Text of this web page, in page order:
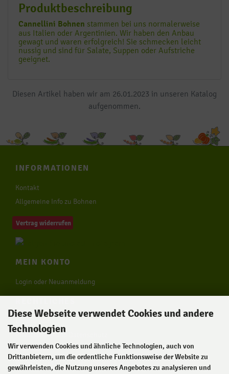
Produktbeschreibung
Cannellini Bohnen stammen bei uns normalerweise
aus Italien oder Argentinien. Wir haben den Anbau
gewagt und waren erfolgreich! Sie schmecken leicht
nussig und sind für Salate, Suppen oder Aufstriche
geeignet.
Diesen Artikel haben wir am 26.01.2023 in unseren Katalog
aufgenommen.
INFORMATIONEN
Kontakt
Allgemeine Info zu Bohnen
Vertrag widerrufen
MEIN KONTO
Login oder Neuanmeldung
Privatsphäre und Datenschutz
Impressum
Widerrufsrecht & Widerrufsformular
Diese Webseite verwendet Cookies und andere
Technologien
Wir verwenden Cookies und ähnliche Technologien, auch von
Drittanbietern, um die ordentliche Funktionsweise der Website zu
gewährleisten, die Nutzung unseres Angebotes zu analysieren und